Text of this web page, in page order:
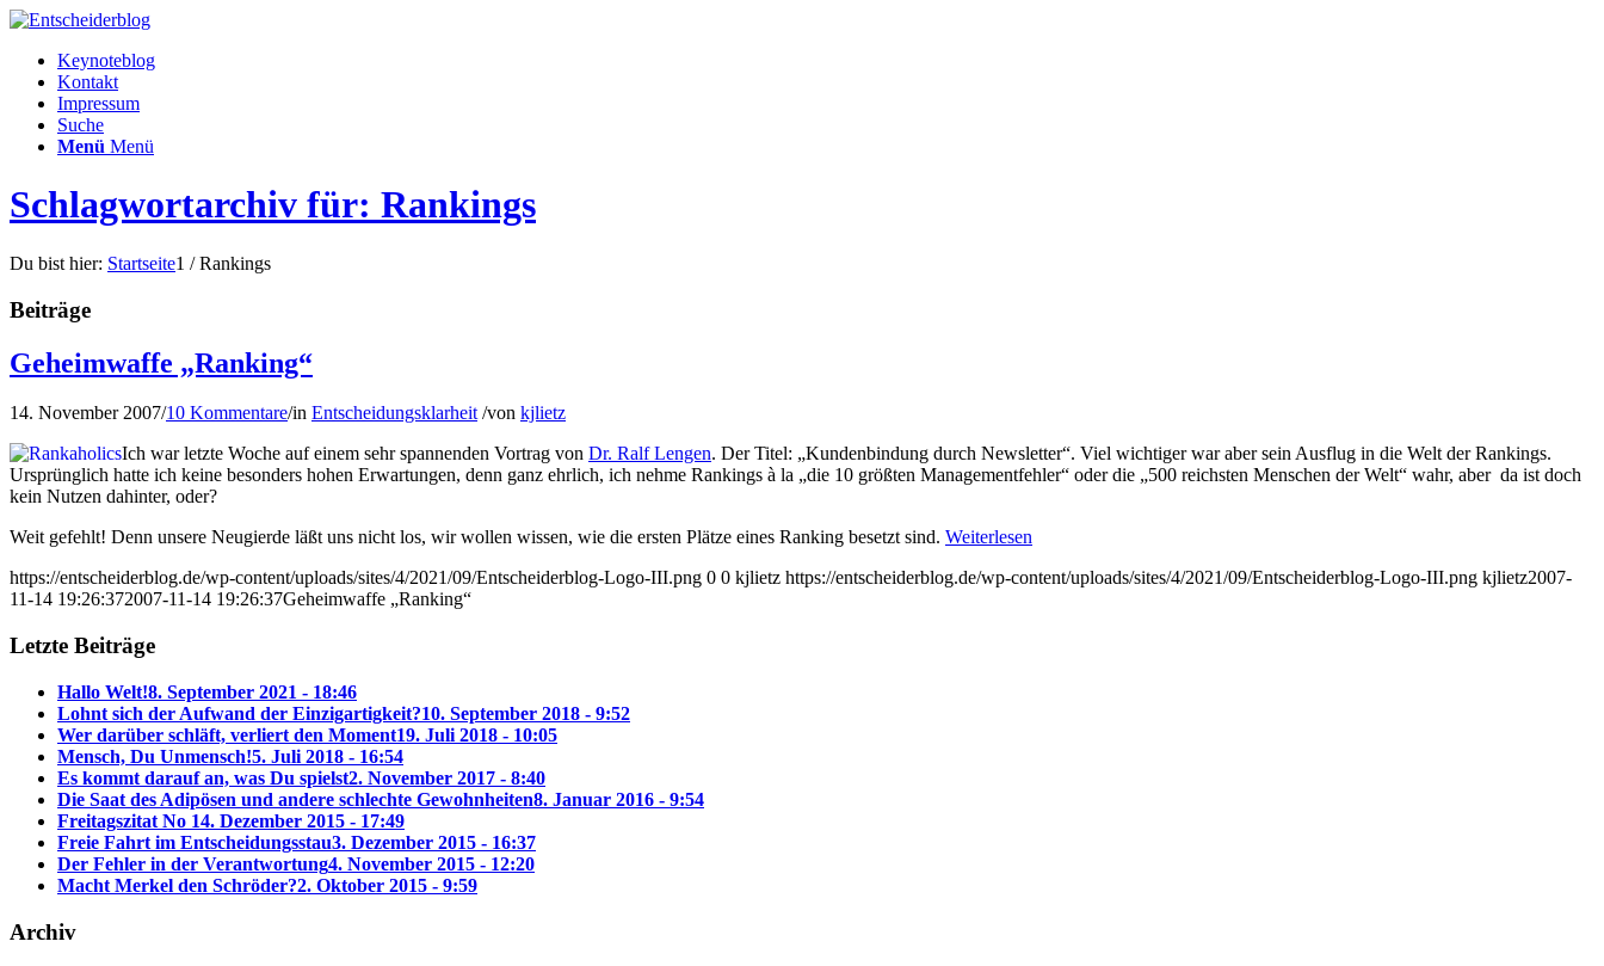
Keynoteblog
Kontakt
Impressum
Suche
Menü Menü
Schlagwortarchiv für: Rankings
Du bist hier: Startseite1 / Rankings
Beiträge
Geheimwaffe „Ranking“
14. November 2007/10 Kommentare/in Entscheidungsklarheit /von kjlietz
Ich war letzte Woche auf einem sehr spannenden Vortrag von Dr. Ralf Lengen. Der Titel: „Kundenbindung durch Newsletter“. Viel wichtiger war aber sein Ausflug in die Welt der Rankings.
Ursprünglich hatte ich keine besonders hohen Erwartungen, denn ganz ehrlich, ich nehme Rankings à la „die 10 größten Managementfehler“ oder die „500 reichsten Menschen der Welt“ wahr, aber da ist doch
kein Nutzen dahinter, oder?
Weit gefehlt! Denn unsere Neugierde läßt uns nicht los, wir wollen wissen, wie die ersten Plätze eines Ranking besetzt sind. Weiterlesen
https://entscheiderblog.de/wp-content/uploads/sites/4/2021/09/Entscheiderblog-Logo-III.png 0 0 kjlietz https://entscheiderblog.de/wp-content/uploads/sites/4/2021/09/Entscheiderblog-Logo-III.png kjlietz2007-
11-14 19:26:372007-11-14 19:26:37Geheimwaffe „Ranking“
Letzte Beiträge
Hallo Welt!8. September 2021 - 18:46
Lohnt sich der Aufwand der Einzigartigkeit?10. September 2018 - 9:52
Wer darüber schläft, verliert den Moment19. Juli 2018 - 10:05
Mensch, Du Unmensch!5. Juli 2018 - 16:54
Es kommt darauf an, was Du spielst2. November 2017 - 8:40
Die Saat des Adipösen und andere schlechte Gewohnheiten8. Januar 2016 - 9:54
Freitagszitat No 14. Dezember 2015 - 17:49
Freie Fahrt im Entscheidungsstau3. Dezember 2015 - 16:37
Der Fehler in der Verantwortung4. November 2015 - 12:20
Macht Merkel den Schröder?2. Oktober 2015 - 9:59
Archiv